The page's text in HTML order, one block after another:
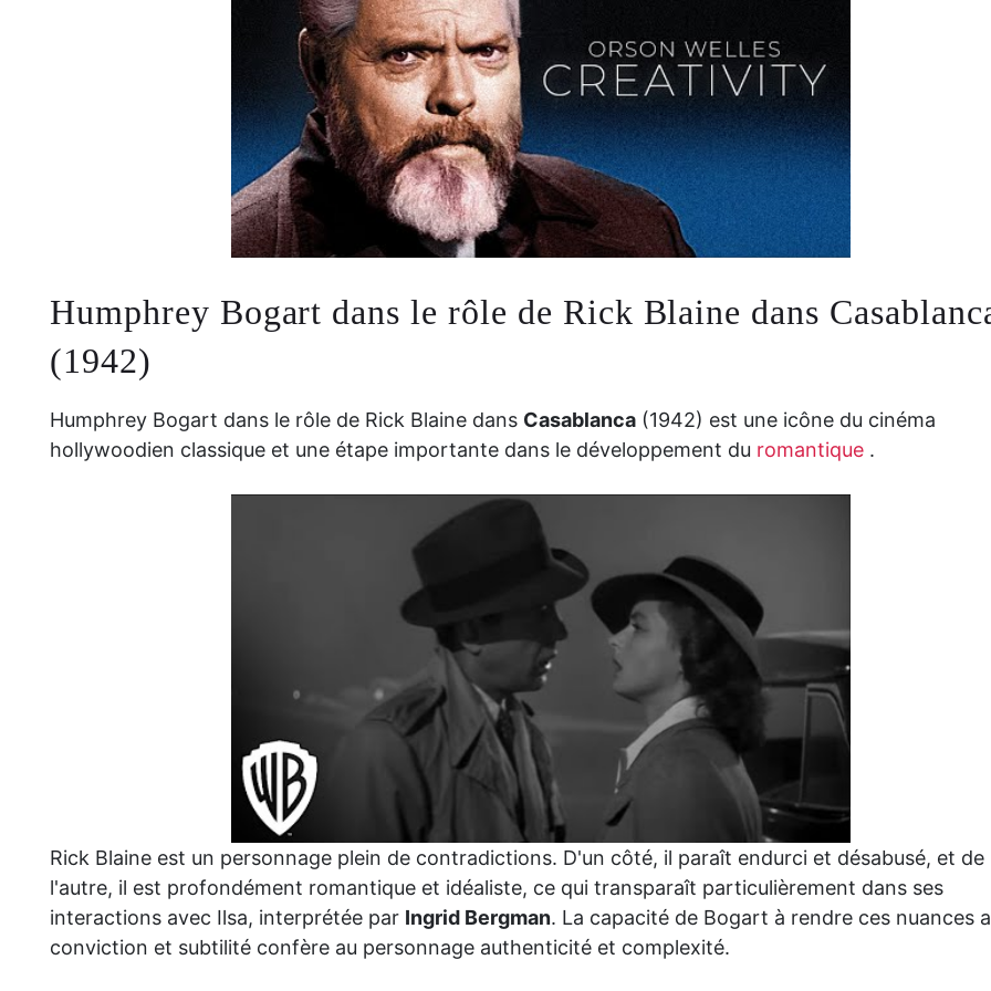
Humphrey Bogart dans le rôle de Rick Blaine dans
(1942)
Humphrey Bogart dans le rôle de Rick Blaine dans Casablanca (1942) est une icône du cinéma
hollywoodien classique et une étape importante dans le développement du romantique .
Rick Blaine est un personnage plein de contradictions. D'un côté, il paraît endurci et désabusé, et de
l'autre, il est profondément romantique et idéaliste, ce qui transparaît particulièrement dans ses
interactions avec Ilsa, interprétée par Ingrid Bergman. La capacité de Bogart à rendre ces nuances
conviction et subtilité confère au personnage authenticité et complexité.